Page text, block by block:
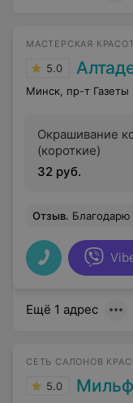
МАСТЕРСКАЯ
5.0
Минск, пр-т Газеты
Окрашивание
(короткие)
32 руб.
Отзыв. Благодарю вас за оказанную
Ещё 1 адрес
СЕТЬ САЛОНОВ
5.0